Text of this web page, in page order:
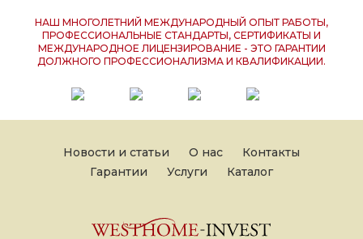
НАШ МНОГОЛЕТНИЙ МЕЖДУНАРОДНЫЙ ОПЫТ РАБОТЫ,
ПРОФЕССИОНАЛЬНЫЕ СТАНДАРТЫ, СЕРТИФИКАТЫ И
МЕЖДУНАРОДНОЕ ЛИЦЕНЗИРОВАНИЕ - ЭТО ГАРАНТИИ
ДОЛЖНОГО ПРОФЕССИОНАЛИЗМА И КВАЛИФИКАЦИИ.
Новости и статьи О нас
Контакты
Гарантии
Услуги Каталог